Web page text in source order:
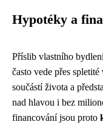
Hypotéky a
Příslib vlastního
často vede přes
součástí života a
nad hlavou i bez
financování jsou proto